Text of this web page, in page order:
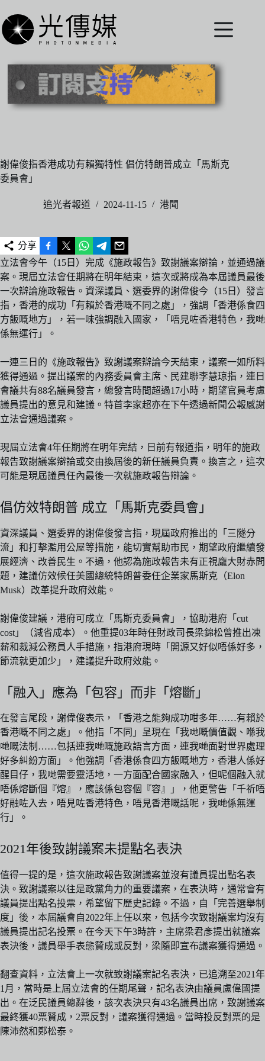
至
主
內
謝偉俊指香港成功有賴獨特性 倡仿特朗普成立「馬斯克
委員會」
追光者報道 2024-11-15 港聞
分享
立法會今午（15日）完成《施政報告》致謝議案辯論，並通過議
案。現屆立法會任期將在明年結束，這次或將成為本屆議員最後
一次辯論施政報告。資深議員、選委界的謝偉俊今（15日）發言
指，香港的成功「有賴於香港嘅不同之處」，強調「香港係食四
方飯嘅地方」，若一味強調融入國家，「唔見咗香港特色，我哋
係無運行」。
一連三日的《施政報告》致謝議案辯論今天結束，議案一如所料
獲得通過。提出議案的內務委員會主席、民建聯李慧琼指，連日
會議共有88名議員發言，總發言時間超過17小時，期望官員考慮
議員提出的意見和建議。特首李家超亦在下午透過新聞公報感謝
立法會通過議案。
現屆立法會4年任期將在明年完結，日前有報道指，明年的施政
報告致謝議案辯論或交由換屆後的新任議員負責。換言之，這次
可能是現屆議員任內最後一次就施政報告辯論。
倡仿效特朗普 成立「馬斯克委員會」
資深議員、選委界的謝偉俊發言指，現屆政府推出的「三隧分
流」和打擊濫用公屋等措施，能切實幫助市民，期望政府繼續發
展經濟、改善民生。不過，他認為施政報告未有正視龐大財赤問
題，建議仿效候任美國總統特朗普委任企業家馬斯克（Elon
Musk）改革提升政府效能。
謝偉俊建議，港府可成立「馬斯克委員會」，協助港府「cut
cost」（減省成本）。他重提03年時任財政司長梁錦松曾推出凍
薪和裁減公務員人手措施，指港府現時「開源又好似唔係好多，
節流就更加少」，建議提升政府效能。
「融入」應為「包容」而非「熔斷」
在發言尾段，謝偉俊表示，「香港之能夠成功咁多年……有賴於
香港嘅不同之處」。他指「不同」呈現在「我哋嘅價值觀、喺我
哋嘅法制……包括連我哋嘅施政語言方面，連我哋面對世界處理
好多糾紛方面」。他強調「香港係食四方飯嘅地方，香港人係好
醒目仔，我哋需要靈活地，一方面配合國家融入，但呢個融入就
唔係熔斷個『熔』，應該係包容個『容』」，他更警告「千祈唔
好融咗入去，唔見咗香港特色，唔見香港嘅話呢，我哋係無運
行」。
2021年後致謝議案未提點名表決
值得一提的是，這次施政報告致謝議案並沒有議員提出點名表
決。致謝議案以往是政黨角力的重要議案，在表決時，通常會有
議員提出點名投票，希望留下歷史記錄。不過，自「完善選舉制
度」後，本屆議會自2022年上任以來，包括今次致謝議案均沒有
議員提出記名投票。在今天下午3時許，主席梁君彥提出就議案
表決後，議員舉手表態贊成或反對，梁隨即宣布議案獲得通過。
翻查資料，立法會上一次就致謝議案記名表決，已追溯至2021年
1月，當時是上屆立法會的任期尾聲，記名表決由議員盧偉國提
出。在泛民議員總辭後，該次表決只有43名議員出席，致謝議案
最終獲40票贊成，2票反對，議案獲得通過。當時投反對票的是
陳沛然和鄭松泰。